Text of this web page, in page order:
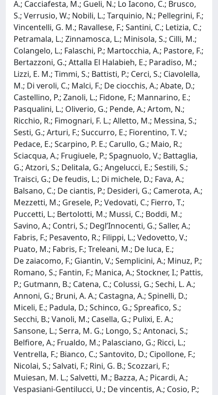
A.; Cacciafesta, M.; Gueli, N.; Lo Iacono, C.; Brusco,
S.; Verrusio, W.; Nobili, L.; Tarquinio, N.; Pellegrini, F.;
Vincentelli, G. M.; Ravallese, F.; Santini, C.; Letizia, C.;
Petramala, L.; Zinnamosca, L.; Minisola, S.; Cilli, M.;
Colangelo, L.; Falaschi, P.; Martocchia, A.; Pastore, F.;
Bertazzoni, G.; Attalla El Halabieh, E.; Paradiso, M.;
Lizzi, E. M.; Timmi, S.; Battisti, P.; Cerci, S.; Ciavolella,
M.; Di veroli, C.; Malci, F.; De ciocchis, A.; Abate, D.;
Castellino, P.; Zanoli, L.; Fidone, F.; Mannarino, E.;
Pasqualini, L.; Oliverio, G.; Pende, A.; Artom, N.;
Ricchio, R.; Fimognari, F. L.; Alletto, M.; Messina, S.;
Sesti, G.; Arturi, F.; Succurro, E.; Fiorentino, T. V.;
Pedace, E.; Scarpino, P. E.; Carullo, G.; Maio, R.;
Sciacqua, A.; Frugiuele, P.; Spagnuolo, V.; Battaglia,
G.; Atzori, S.; Delitala, G.; Angelucci, E.; Sestili, S.;
Traisci, G.; De feudis, L.; Di michele, D.; Fava, A.;
Balsano, C.; De ciantis, P.; Desideri, G.; Camerota, A.;
Mezzetti, M.; Gresele, P.; Vedovati, C.; Fierro, T.;
Puccetti, L.; Bertolotti, M.; Mussi, C.; Boddi, M.;
Savino, A.; Contri, S.; Degl’Innocenti, G.; Saller, A.;
Fabris, F.; Pesavento, R.; Filippi, L.; Vedovetto, V.;
Puato, M.; Fabris, F.; Treleani, M.; De luca, E.;
De zaiacomo, F.; Giantin, V.; Semplicini, A.; Minuz, P.;
Romano, S.; Fantin, F.; Manica, A.; Stockner, I.; Pattis,
P.; Gutmann, B.; Catena, C.; Colussi, G.; Sechi, L. A.;
Annoni, G.; Bruni, A. A.; Castagna, A.; Spinelli, D.;
Miceli, E.; Padula, D.; Schinco, G.; Spreafico, S.;
Secchi, B.; Vanoli, M.; Casella, G.; Pulixi, E. A.;
Sansone, L.; Serra, M. G.; Longo, S.; Antonaci, S.;
Belfiore, A.; Frualdo, M.; Palasciano, G.; Ricci, L.;
Ventrella, F.; Bianco, C.; Santovito, D.; Cipollone, F.;
Nicolai, S.; Salvati, F.; Rini, G. B.; Scozzari, F.;
Muiesan, M. L.; Salvetti, M.; Bazza, A.; Picardi, A.;
Vespasiani-Gentilucci, U.; De vincentis, A.; Cosio, P.;